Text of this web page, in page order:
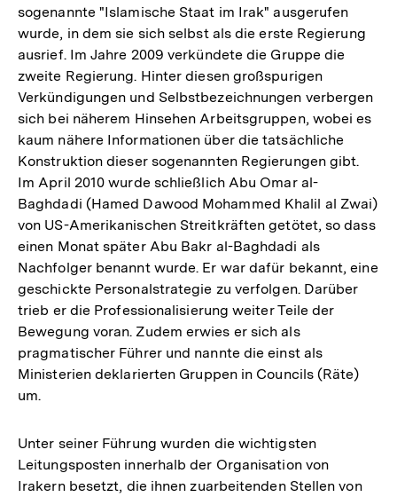
sogenannte "Islamische Staat im Irak" ausgerufen
wurde, in dem sie sich selbst als die erste Regierung
ausrief. Im Jahre 2009 verkündete die Gruppe die
zweite Regierung. Hinter diesen großspurigen
Verkündigungen und Selbstbezeichnungen verbergen
sich bei näherem Hinsehen Arbeitsgruppen, wobei es
kaum nähere Informationen über die tatsächliche
Konstruktion dieser sogenannten Regierungen gibt.
Im April 2010 wurde schließlich Abu Omar al-
Baghdadi (Hamed Dawood Mohammed Khalil al Zwai)
von US-Amerikanischen Streitkräften getötet, so dass
einen Monat später Abu Bakr al-Baghdadi als
Nachfolger benannt wurde. Er war dafür bekannt, eine
geschickte Personalstrategie zu verfolgen. Darüber
trieb er die Professionalisierung weiter Teile der
Bewegung voran. Zudem erwies er sich als
pragmatischer Führer und nannte die einst als
Ministerien deklarierten Gruppen in Councils (Räte)
um.
Unter seiner Führung wurden die wichtigsten
Leitungsposten innerhalb der Organisation von
Irakern besetzt, die ihnen zuarbeitenden Stellen von